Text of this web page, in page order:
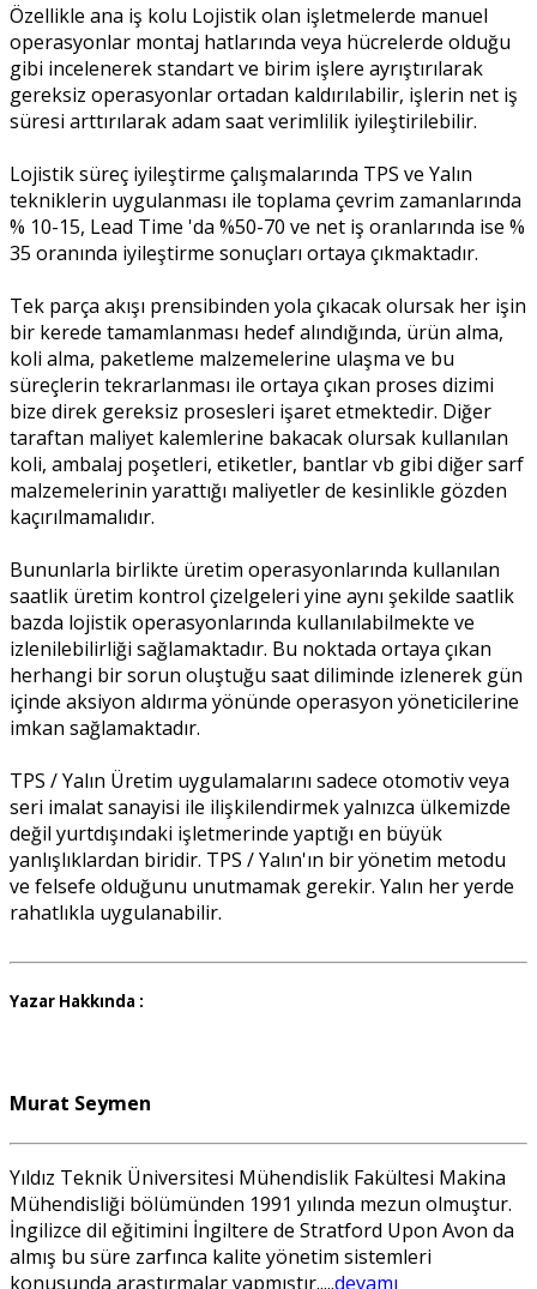
Özellikle ana iş kolu Lojistik olan işletmelerde manuel
operasyonlar montaj hatlarında veya hücrelerde olduğu
gibi incelenerek standart ve birim işlere ayrıştırılarak
gereksiz operasyonlar ortadan kaldırılabilir, işlerin net iş
süresi arttırılarak adam saat verimlilik iyileştirilebilir.
Lojistik süreç iyileştirme çalışmalarında TPS ve Yalın
tekniklerin uygulanması ile toplama çevrim zamanlarında
% 10-15, Lead Time 'da %50-70 ve net iş oranlarında ise %
35 oranında iyileştirme sonuçları ortaya çıkmaktadır.
Tek parça akışı prensibinden yola çıkacak olursak her işin
bir kerede tamamlanması hedef alındığında, ürün alma,
koli alma, paketleme malzemelerine ulaşma ve bu
süreçlerin tekrarlanması ile ortaya çıkan proses dizimi
bize direk gereksiz prosesleri işaret etmektedir. Diğer
taraftan maliyet kalemlerine bakacak olursak kullanılan
koli, ambalaj poşetleri, etiketler, bantlar vb gibi diğer sarf
malzemelerinin yarattığı maliyetler de kesinlikle gözden
kaçırılmamalıdır.
Bununlarla birlikte üretim operasyonlarında kullanılan
saatlik üretim kontrol çizelgeleri yine aynı şekilde saatlik
bazda lojistik operasyonlarında kullanılabilmekte ve
izlenilebilirliği sağlamaktadır. Bu noktada ortaya çıkan
herhangi bir sorun oluştuğu saat diliminde izlenerek gün
içinde aksiyon aldırma yönünde operasyon yöneticilerine
imkan sağlamaktadır.
TPS / Yalın Üretim uygulamalarını sadece otomotiv veya
seri imalat sanayisi ile ilişkilendirmek yalnızca ülkemizde
değil yurtdışındaki işletmerinde yaptığı en büyük
yanlışlıklardan biridir. TPS / Yalın'ın bir yönetim metodu
ve felsefe olduğunu unutmamak gerekir. Yalın her yerde
rahatlıkla uygulanabilir.
Yazar Hakkında :
Murat Seymen
Yıldız Teknik Üniversitesi Mühendislik Fakültesi Makina
Mühendisliği bölümünden 1991 yılında mezun olmuştur.
İngilizce dil eğitimini İngiltere de Stratford Upon Avon da
almış bu süre zarfınca kalite yönetim sistemleri
konusunda araştırmalar yapmıştır.....devamı